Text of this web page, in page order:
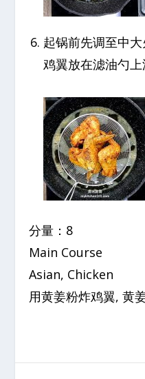
起锅前先调至中
鸡翼放在滤油勺上
分量：8
Main Course
Asian, Chicken
用黄姜粉炸鸡翼, 黄